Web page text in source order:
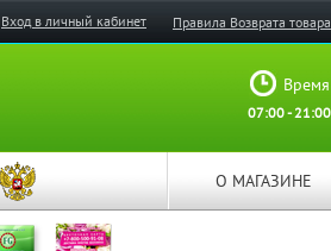
Вход в личный кабинет Правила Возврата товара
07:00 - 21:00
О МАГАЗИНЕ